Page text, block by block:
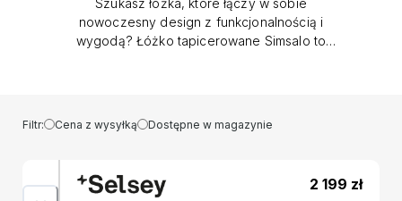
Szukasz łóżka, które łączy w sobie
nowoczesny design z funkcjonalnością i
wygodą? Łóżko tapicerowane Simsalo to
do przechowywania, pozwalając na
utrzymanie porządku w sypialni bez
wykonany z solidnego drewna, wsparty
podnośnikiem sprężynowym, gwarantuje
Filtr: Cena z wysyłką Dostępne w magazynie
2 199 zł